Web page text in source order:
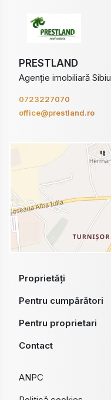
PRESTLAND
Agenție imobiliară Sibiu
0723227070
office@prestland.ro
Proprietăți
Pentru cumpărători
Pentru proprietari
Contact
ANPC